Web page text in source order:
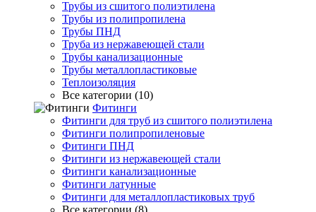
Трубы из сшитого полиэтилена
Трубы из полипропилена
Трубы ПНД
Труба из нержавеющей стали
Трубы канализационные
Трубы металлопластиковые
Теплоизоляция
Все категории (10)
Фитинги
Фитинги для труб из сшитого полиэтилена
Фитинги полипропиленовые
Фитинги ПНД
Фитинги из нержавеющей стали
Фитинги канализационные
Фитинги латунные
Фитинги для металлопластиковых труб
Все категории (8)